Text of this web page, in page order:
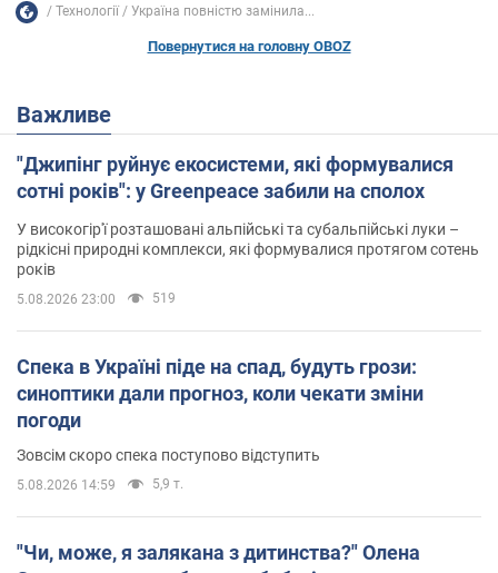
Технології Україна повністю замінила...
Повернутися на головну OBOZ
Важливе
"Джипінг руйнує екосистеми, які формувалися
сотні років": у Greenpeace забили на сполох
У високогір'ї розташовані альпійські та субальпійські луки –
рідкісні природні комплекси, які формувалися протягом сотень
років
5.08.2026 23:00 519
Спека в Україні піде на спад, будуть грози:
синоптики дали прогноз, коли чекати зміни
погоди
Зовсім скоро спека поступово відступить
5.08.2026 14:59 5,9 т.
"Чи, може, я залякана з дитинства?" Олена